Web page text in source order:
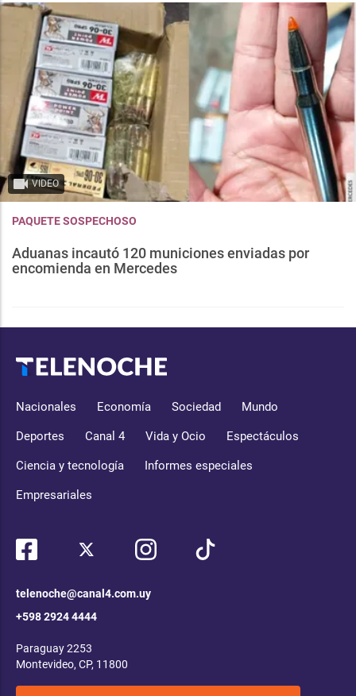
VIDEO
PAQUETE SOSPECHOSO
Aduanas incautó 120 municiones enviadas por
encomienda en Mercedes
Nacionales Economía Sociedad Mundo
Deportes Canal 4 Vida y Ocio Espectáculos
Ciencia y tecnología Informes especiales
Empresariales
telenoche@canal4.com.uy
+598 2924 4444
Paraguay 2253
Montevideo, CP, 11800